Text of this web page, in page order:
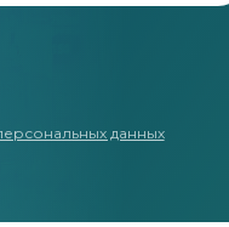
данных